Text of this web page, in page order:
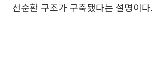
선순환 구조가 구축됐다는 설명이다.